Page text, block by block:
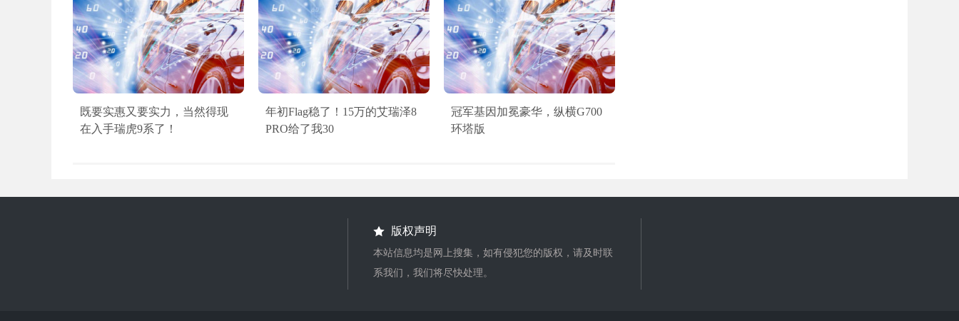
既要实惠又要实力，当然得现
在入手瑞虎9系了！
年初Flag稳了！15万的艾瑞泽8
PRO给了我30
冠军基因加冕豪华，纵横G700
环塔版
版权声明
本站信息均是网上搜集，如有侵犯您的版权，请及时联
系我们，我们将尽快处理。